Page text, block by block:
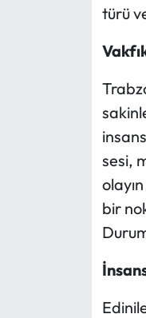
türü
sesi,
bir